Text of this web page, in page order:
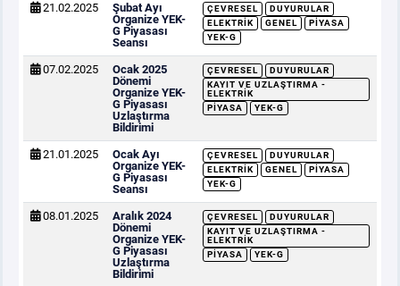
21.02.2025
Şubat Ayı
Organize YEK-
G Piyasası
Seansı
ÇEVRESEL
DUYURULAR
ELEKTRIK
GENEL
PIYASA
YEK-G
07.02.2025
Ocak 2025
Dönemi
Organize YEK-
G Piyasası
Uzlaştırma
Bildirimi
ÇEVRESEL
DUYURULAR
KAYIT VE UZLAŞTIRMA -
ELEKTRIK
PIYASA
YEK-G
21.01.2025
Ocak Ayı
Organize YEK-
G Piyasası
Seansı
ÇEVRESEL
DUYURULAR
ELEKTRIK
GENEL
PIYASA
YEK-G
08.01.2025
Aralık 2024
Dönemi
Organize YEK-
G Piyasası
Uzlaştırma
Bildirimi
ÇEVRESEL
DUYURULAR
KAYIT VE UZLAŞTIRMA -
ELEKTRIK
PIYASA
YEK-G